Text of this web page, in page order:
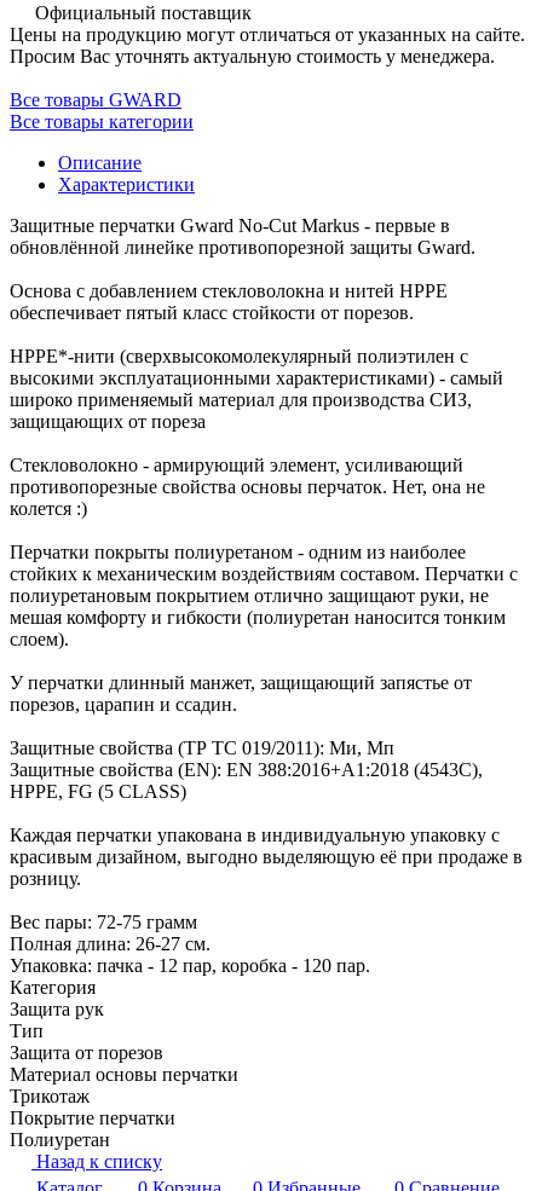
Официальный поставщик
Цены на продукцию могут отличаться от указанных на сайте.
Просим Вас уточнять актуальную стоимость у менеджера.
Все товары GWARD
Все товары категории
Описание
Характеристики
Защитные перчатки Gward No-Cut Markus - первые в
обновлённой линейке противопорезной защиты Gward.
Основа с добавлением стекловолокна и нитей HPPE
обеспечивает пятый класс стойкости от порезов.
HPPE*-нити (сверхвысокомолекулярный полиэтилен с
высокими эксплуатационными характеристиками) - самый
широко применяемый материал для производства СИЗ,
защищающих от пореза
Стекловолокно - армирующий элемент, усиливающий
противопорезные свойства основы перчаток. Нет, она не
колется :)
Перчатки покрыты полиуретаном - одним из наиболее
стойких к механическим воздействиям составом. Перчатки с
полиуретановым покрытием отлично защищают руки, не
мешая комфорту и гибкости (полиуретан наносится тонким
слоем).
У перчатки длинный манжет, защищающий запястье от
порезов, царапин и ссадин.
Защитные свойства (ТР ТС 019/2011): Ми, Мп
Защитные свойства (EN): EN 388:2016+A1:2018 (4543С),
HPPE, FG (5 CLASS)
Каждая перчатки упакована в индивидуальную упаковку с
красивым дизайном, выгодно выделяющую её при продаже в
розницу.
Вес пары: 72-75 грамм
Полная длина: 26-27 см.
Упаковка: пачка - 12 пар, коробка - 120 пар.
Категория
Защита рук
Тип
Защита от порезов
Материал основы перчатки
Трикотаж
Покрытие перчатки
Полиуретан
Назад к списку